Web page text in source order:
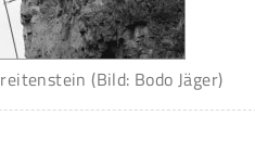
(Bild: Bodo Jäger)